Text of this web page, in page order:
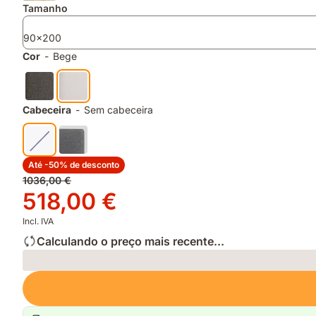
e
elegante
Melhor
do
Teste
DECO
2026
ajustável
graças
ás
suas
camadas
removíveis
Tamanho
90x200
Cor - Bege
Cabeceira - Sem cabeceira
Até -50% de desconto
Preço
original
1036,00 €
1036,00 €
Preço
518,00 €
518,00 €
Incl. IVA
Calculando o preço mais recente...
Loading